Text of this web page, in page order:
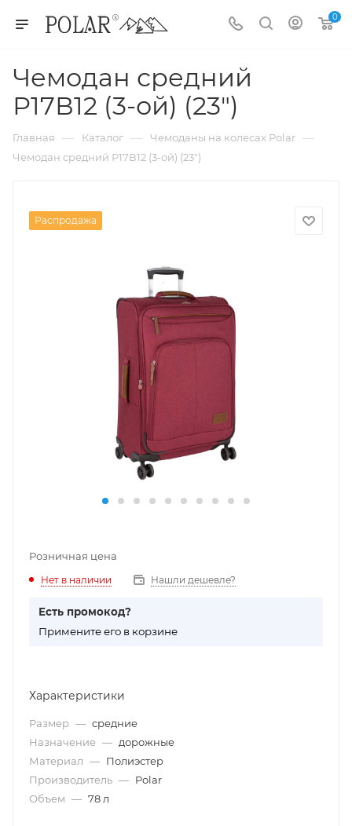
0
Чемодан средний
Р17В12 (3-ой) (23")
Главная — Каталог — Чемоданы на колесах Polar —
Чемодан средний Р17В12 (3-ой) (23")
Распродажа
Розничная цена
Нет в наличии Нашли дешевле?
Есть промокод?
Примените его в корзине
Характеристики
Размер — cредние
Назначение — дорожные
Материал — Полиэстер
Производитель — Polar
Объем — 78 л